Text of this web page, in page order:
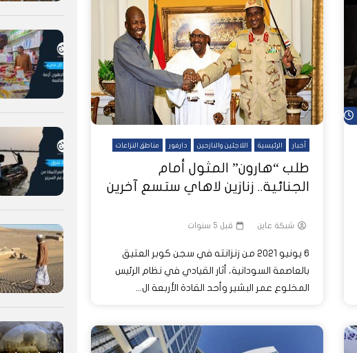
شاهد لاحقاً
أخبار الرئيسية اللاجئين والنازحين دارفور مناطق النزاعات
طلب “هارون” المثول أمام
الجنائية.. زنازين لاهاي ستسع آخرين
شبكة عاين قبل 5 سنوات
6 يونيو 2021 من زنزانته في سجن كوبر العتيق
بالعاصمة السودانية، أثار القيادي في نظام الرئيس
المخلوع عمر البشير وأحد القادة الأربعة ال...